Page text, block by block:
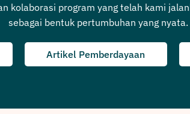
kolaborasi program yang telah kami
sebagai bentuk pertumbuhan yang nyata.
Artikel Pemberdayaan